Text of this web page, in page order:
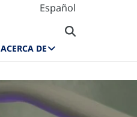
Español
ACERCA DE